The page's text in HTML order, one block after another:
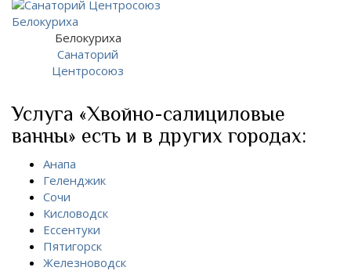
Белокуриха
Санаторий
Центросоюз
Услуга «Хвойно-салициловые
ванны» есть и в других городах:
Анапа
Геленджик
Сочи
Кисловодск
Ессентуки
Пятигорск
Железноводск